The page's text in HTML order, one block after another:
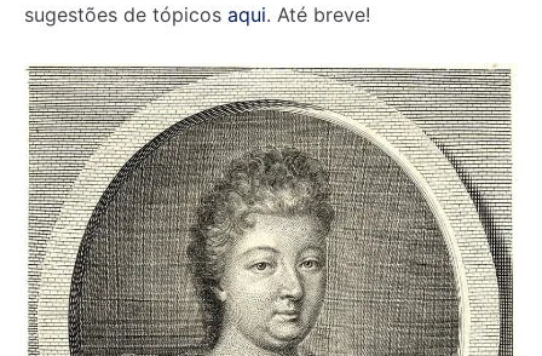
sugestões de tópicos aqui. Até breve!